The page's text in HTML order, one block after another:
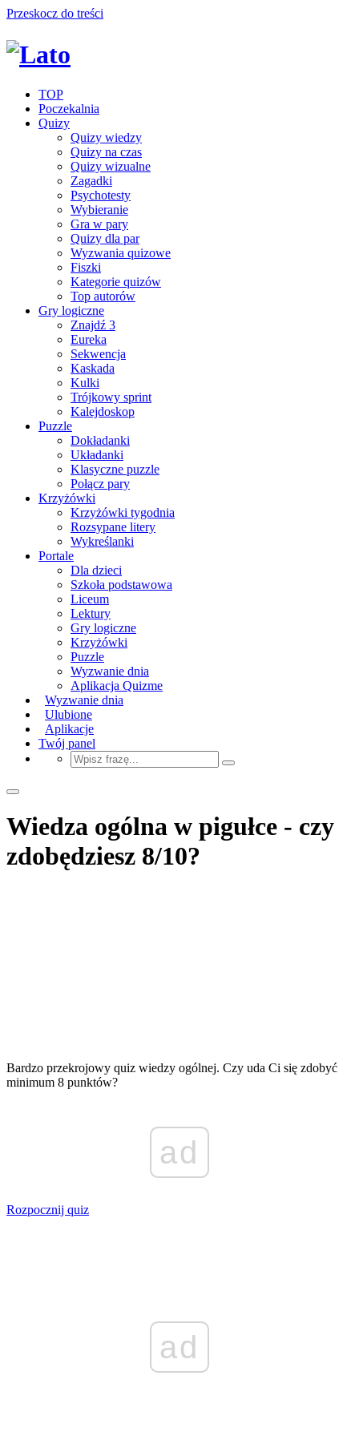
Przeskocz do treści
TOP
Poczekalnia
Quizy
Quizy wiedzy
Quizy na czas
Quizy wizualne
Zagadki
Psychotesty
Wybieranie
Gra w pary
Quizy dla par
Wyzwania quizowe
Fiszki
Kategorie quizów
Top autorów
Gry logiczne
Znajdź 3
Eureka
Sekwencja
Kaskada
Kulki
Trójkowy sprint
Kalejdoskop
Puzzle
Dokładanki
Układanki
Klasyczne puzzle
Połącz pary
Krzyżówki
Krzyżówki tygodnia
Rozsypane litery
Wykreślanki
Portale
Dla dzieci
Szkoła podstawowa
Liceum
Lektury
Gry logiczne
Krzyżówki
Puzzle
Wyzwanie dnia
Aplikacja Quizme
Wyzwanie dnia
Ulubione
Aplikacje
Twój panel
Wiedza ogólna w pigułce - czy
zdobędziesz 8/10?
Bardzo przekrojowy quiz wiedzy ogólnej. Czy uda Ci się zdobyć
minimum 8 punktów?
ad
Rozpocznij quiz
ad